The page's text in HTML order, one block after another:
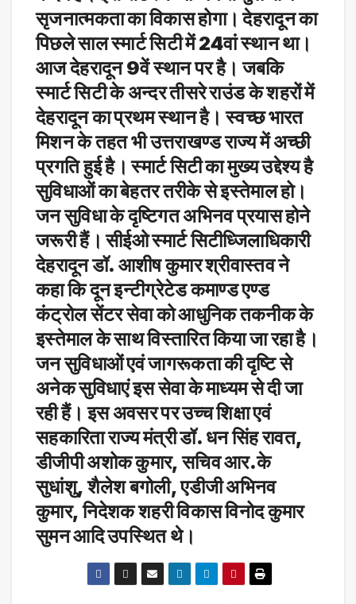
सृजनात्मकता का विकास होगा। देहरादून का
पिछले साल स्मार्ट सिटी में 24वां स्थान था।
आज देहरादून 9वें स्थान पर है। जबकि
स्मार्ट सिटी के अन्दर तीसरे राउंड के शहरों में
देहरादून का प्रथम स्थान है। स्वच्छ भारत
मिशन के तहत भी उत्तराखण्ड राज्य में अच्छी
प्रगति हुई है। स्मार्ट सिटी का मुख्य उद्देश्य है
सुविधाओं का बेहतर तरीके से इस्तेमाल हो।
जन सुविधा के दृष्टिगत अभिनव प्रयास होने
जरूरी हैं। सीईओ स्मार्ट सिटीध्जिलाधिकारी
देहरादून डॉ. आशीष कुमार श्रीवास्तव ने
कहा कि दून इन्टीग्रेटेड कमाण्ड एण्ड
कंट्रोल सेंटर सेवा को आधुनिक तकनीक के
इस्तेमाल के साथ विस्तारित किया जा रहा है।
जन सुविधाओं एवं जागरूकता की दृष्टि से
अनेक सुविधाएं इस सेवा के माध्यम से दी जा
रही हैं। इस अवसर पर उच्च शिक्षा एवं
सहकारिता राज्य मंत्री डॉ. धन सिंह रावत,
डीजीपी अशोक कुमार, सचिव आर.के
सुधांशु, शैलेश बगोली, एडीजी अभिनव
कुमार, निदेशक शहरी विकास विनोद कुमार
सुमन आदि उपस्थित थे।